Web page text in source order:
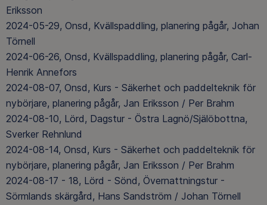
Eriksson
2024-05-29, Onsd, Kvällspaddling, planering pågår, Johan
Törnell
2024-06-26, Onsd, Kvällspaddling, planering pågår, Carl-
Henrik Annefors
2024-08-07, Onsd, Kurs - Säkerhet och paddelteknik för
nybörjare, planering pågår, Jan Eriksson / Per Brahm
2024-08-10, Lörd, Dagstur - Östra Lagnö/Själöbottna,
Sverker Rehnlund
2024-08-14, Onsd, Kurs - Säkerhet och paddelteknik för
nybörjare, planering pågår, Jan Eriksson / Per Brahm
2024-08-17 - 18, Lörd - Sönd, Övernattningstur -
Sörmlands skärgård, Hans Sandström / Johan Törnell